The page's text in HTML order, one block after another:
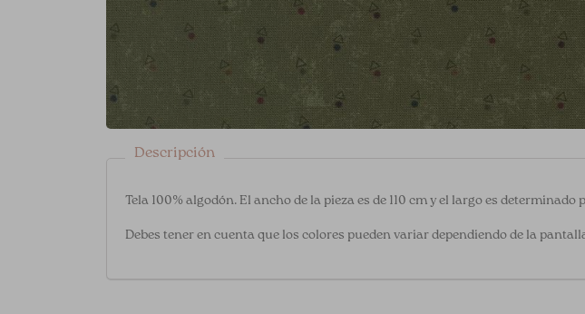
Descripción
Tela 100% algodón. El ancho de la pieza es de 110 cm y el largo es
Debes tener en cuenta que los colores pueden variar dependiendo de la